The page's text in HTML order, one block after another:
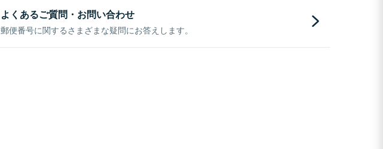
よくあるご質問・お問い合わせ
郵便番号に関するさまざまな疑問にお答えします。